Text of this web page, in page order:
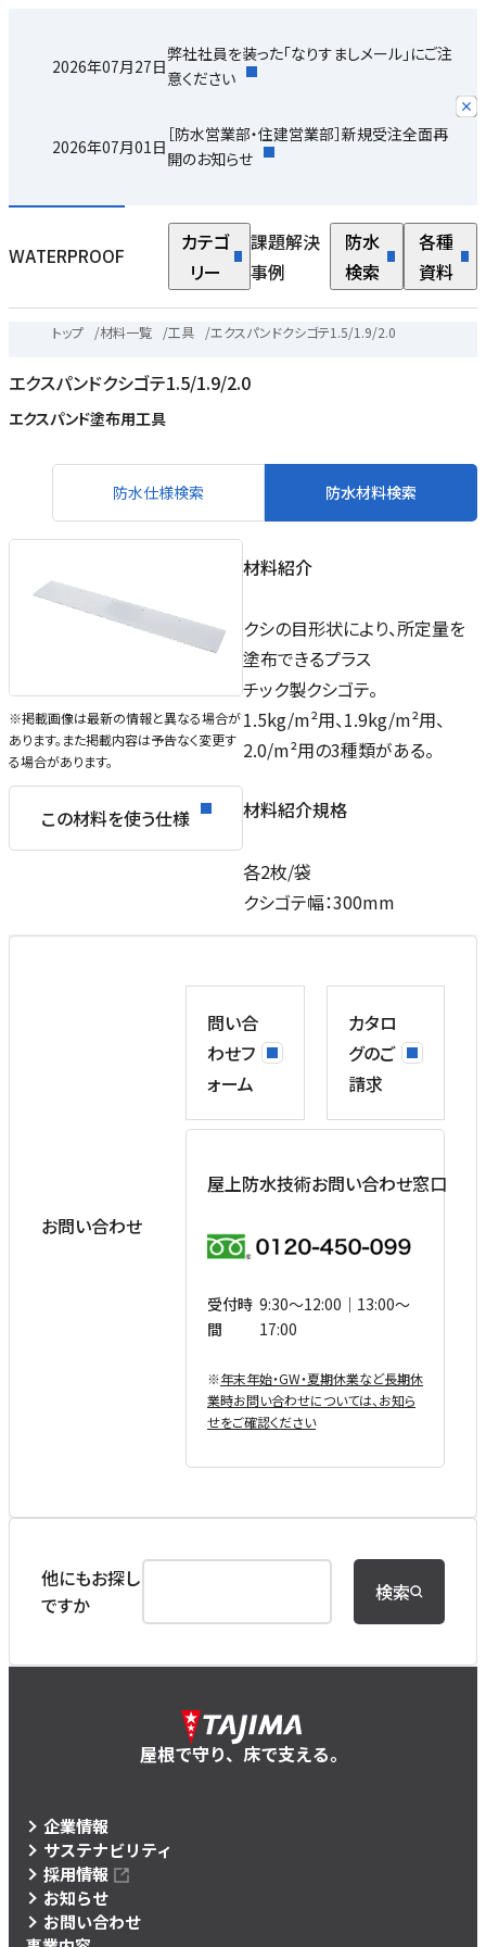
2026年07月27日
弊社社員を装った「なりすましメール」にご注
意ください
2026年07月01日
［防水営業部・住建営業部］新規受注全面再
開のお知らせ
WATERPROOF
カテゴ
リー
課題解決
事例
防水
検索
各種
資料
トップ /材料一覧 /工具 /エクスパンドクシゴテ1.5/1.9/2.0
エクスパンドクシゴテ1.5/1.9/2.0
エクスパンド塗布用工具
防水仕様検索 防水材料検索
※掲載画像は最新の情報と異なる場合が
あります。また掲載内容は予告なく変更す
る場合があります。
この材料を使う仕様
材料紹介
クシの目形状により、所定量を
塗布できるプラス
チック製クシゴテ。
1.5kg/m²用、1.9kg/m²用、
2.0/m²用の3種類がある。
材料紹介規格
各2枚/袋
クシゴテ幅：300mm
お問い合わせ
問い合
わせフ
ォーム
カタロ
グのご
請求
屋上防水技術お問い合わせ窓口
受付時
間
9:30〜12:00｜13:00〜
17:00
※年末年始・GW・夏期休業など⻑期休
業時お問い合わせについては、お知ら
せをご確認ください
他にもお探し
ですか
検索
屋根で守り、床で支える。
企業情報
サステナビリティ
採用情報
お知らせ
お問い合わせ